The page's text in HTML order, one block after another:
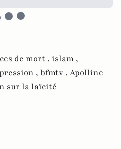
de mort , islam ,
, bfmtv , Apolline
sur la laïcité